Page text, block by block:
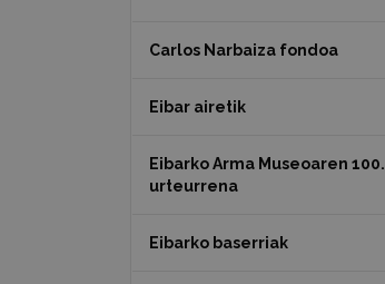
Carlos Narbaiza fondoa
Eibar airetik
Eibarko Arma Museoaren 100.
urteurrena
Eibarko baserriak